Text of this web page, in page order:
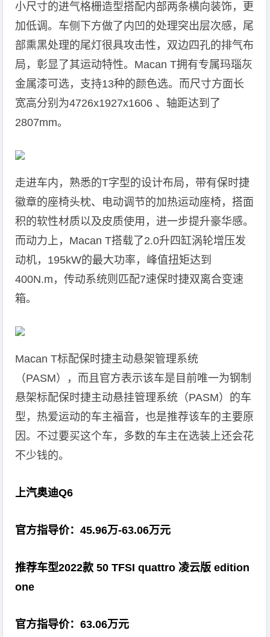
小尺寸的进气格栅造型搭配内部两条横向装饰，更
加低调。车侧下方做了内凹的处理突出层次感，尾
部熏黑处理的尾灯很具攻击性，双边四孔的排气布
局，彰显了其运动特性。Macan T拥有专属玛瑙灰
金属漆可选，支持13种的颜色选。而尺寸方面长
宽高分别为4726x1927x1606 、轴距达到了
2807mm。
走进车内，熟悉的T字型的设计布局，带有保时捷
徽章的座椅头枕、电动调节的加热运动座椅，搭面
积的软性材质以及皮质使用，进一步提升豪华感。
而动力上，Macan T搭载了2.0升四缸涡轮增压发
动机，195kW的最大功率，峰值扭矩达到
400N.m，传动系统则匹配7速保时捷双离合变速
箱。
Macan T标配保时捷主动悬架管理系统
（PASM），而且官方表示该车是目前唯一为钢制
悬架标配保时捷主动悬挂管理系统（PASM）的车
型，热爱运动的车主福音，也是推荐该车的主要原
因。不过要买这个车，多数的车主在选装上还会花
不少钱的。
上汽奥迪Q6
官方指导价：45.96万-63.06万元
推荐车型2022款 50 TFSI quattro 凌云版 edition
one
官方指导价：63.06万元